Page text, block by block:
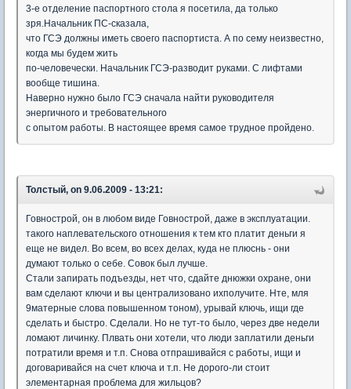
3-е отделение паспортного стола я посетила, да только
зря.Начальник ПС-сказала,
что ГСЭ должны иметь своего паспортиста. А по сему неизвестно,
когда мы будем жить
по-человечески. Начальник ГСЭ-разводит руками. С лифтами
вообще тишина.
Наверно нужно было ГСЭ сначала найти руководителя
энергичного и требовательного
с опытом работы. В настоящее время самое трудное пройдено.
Толстый, on 9.06.2009 - 13:21:
Говнострой, он в любом виде Говнострой, даже в эксплуатации.
такого наплевательского отношения к тем кто платит деньги я
еще не видел. Во всем, во всех делах, куда не плюснь - они
думают только о себе. Совок был лучше.
Стали запирать подъезды, нет что, сдайте днюжки охране, они
вам сделают ключи и вы централизовано ихполучите. Нте, мля
9матерные слова повышенном тоном), урывай ключь, ищи где
сделать и быстро. Сделали. Но не тут-то было, через две недели
ломают личинку. Плвать они хотели, что люди заплатили деньги
потратили время и т.п. Снова отпрашивайся с работы, ищи и
договаривайся на счет ключа и т.п. Не дорого-ли стоит
элементарная проблема для жильцов?